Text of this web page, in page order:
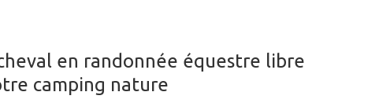
en randonnée équestre libre
camping nature